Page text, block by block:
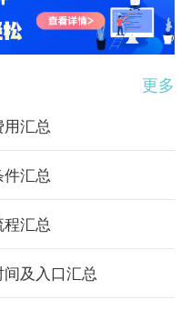
更多
汇总
汇总
汇总
及入口汇总